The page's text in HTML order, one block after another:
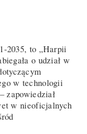
2035, to „Harpii
o udział w
w technologii
zapowiedział
w nieoficjalnych